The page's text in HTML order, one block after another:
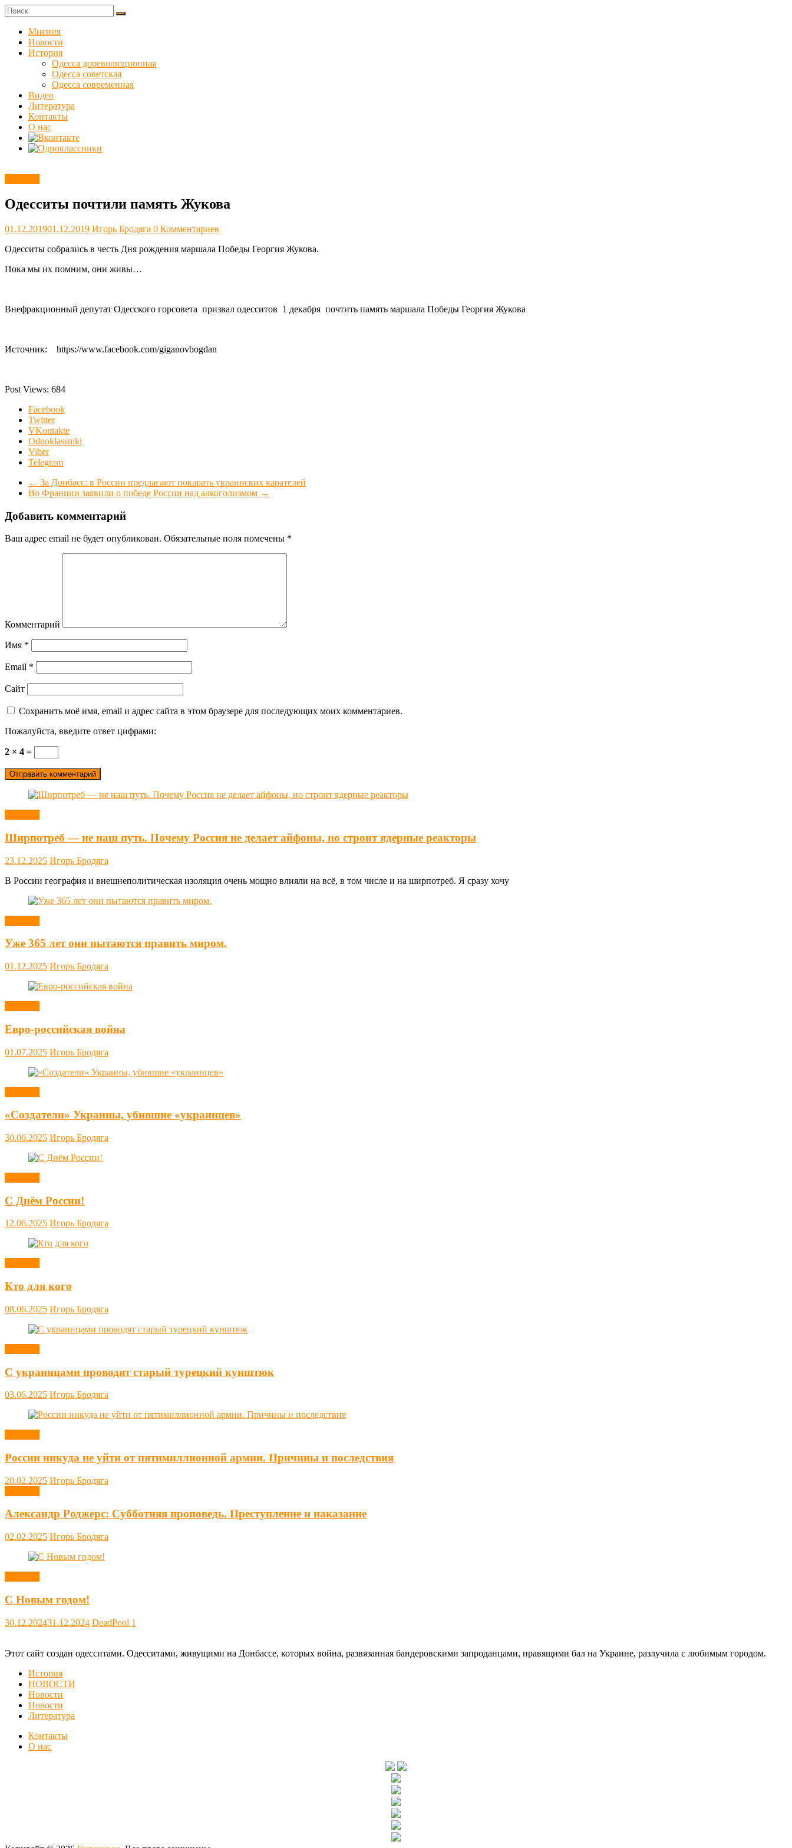
Skip
to
content
Куликовец
Сайт
одесского
сопротивления
Мнения
Новости
История
Одесса дореволюционная
Одесса советская
Одесса современная
Видео
Литература
Контакты
О нас
Одесситы почтили память Жукова
01.12.201901.12.2019 Игорь Бродяга 0 Комментариев
Одесситы собрались в честь Дня рождения маршала Победы Георгия Жукова.
Пока мы их помним, они живы…
Внефракционный депутат Одесского горсовета призвал одесситов 1 декабря почтить память маршала Победы Георгия Жукова
Источник: https://www.facebook.com/giganovbogdan
Post Views: 684
Facebook
Twitter
VKontakte
Odnoklassniki
Viber
Telegram
← За Донбасс: в России предлагают покарать украинских карателей
Во Франции заявили о победе России над алкоголизмом →
Добавить комментарий
Ваш адрес email не будет опубликован. Обязательные поля помечены *
Комментарий
Имя *
Email *
Сайт
Сохранить моё имя, email и адрес сайта в этом браузере для последующих моих комментариев.
Пожалуйста, введите ответ цифрами:
2 × 4 =
Ширпотреб — не наш путь. Почему Россия не делает айфоны, но строит ядерные реакторы
23.12.2025 Игорь Бродяга
В России география и внешнеполитическая изоляция очень мощно влияли на всё, в том числе и на ширпотреб. Я сразу хочу
Уже 365 лет они пытаются править миром.
01.12.2025 Игорь Бродяга
Евро-российская война
01.07.2025 Игорь Бродяга
«Создатели» Украины, убившие «украинцев»
30.06.2025 Игорь Бродяга
С Днём России!
12.06.2025 Игорь Бродяга
Кто для кого
08.06.2025 Игорь Бродяга
С украинцами проводят старый турецкий кунштюк
03.06.2025 Игорь Бродяга
России никуда не уйти от пятимиллионной армии. Причины и последствия
20.02.2025 Игорь Бродяга
Александр Роджерс: Субботняя проповедь. Преступление и наказание
02.02.2025 Игорь Бродяга
С Новым годом!
30.12.202431.12.2024 DeadPool 1
Этот сайт создан одесситами. Одесситами, живущими на Донбассе, которых война, развязанная бандеровскими запроданцами, правящими бал на Украине, разлучила с любимым городом.
История
НОВОСТИ
Новости
Новости
Литература
Контакты
О нас